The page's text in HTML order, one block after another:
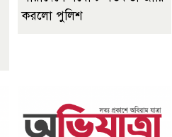
করলো পুলিশ